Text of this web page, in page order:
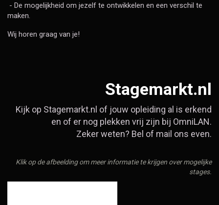
- De mogelijkheid om jezelf te ontwikkelen en een verschil te
maken.
Wij horen graag van je!
Stagemarkt.nl
Kijk op Stagemarkt.nl of jouw opleiding al is erkend
en of er nog plekken vrij zijn bij OmniLAN.
Zeker weten? Bel of mail ons even.
Klik op de afbeelding om meer informatie te krijgen over mogelijke
stages.